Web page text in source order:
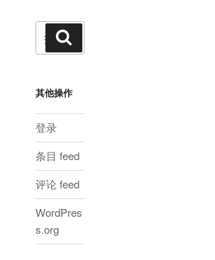
索：
其他操作
登录
条目 feed
评论 feed
WordPres
s.org